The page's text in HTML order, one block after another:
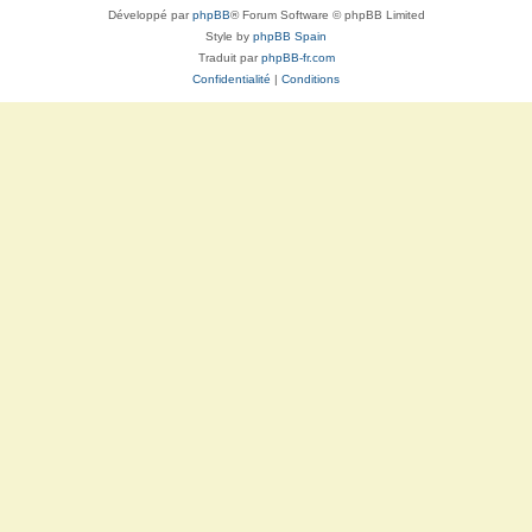
Développé parphpBB® Forum Software © phpBB Limited
Style by phpBB Spain
Traduit parphpBB-fr.com
Confidentialité
Conditions